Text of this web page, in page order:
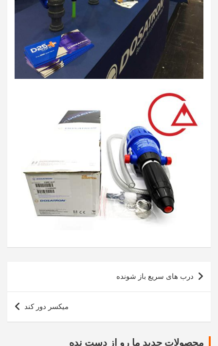
راهبری
نوشته
درب های سریع باز شونده
میکسر دور کند
محصولات جدید ما رو از دست نده